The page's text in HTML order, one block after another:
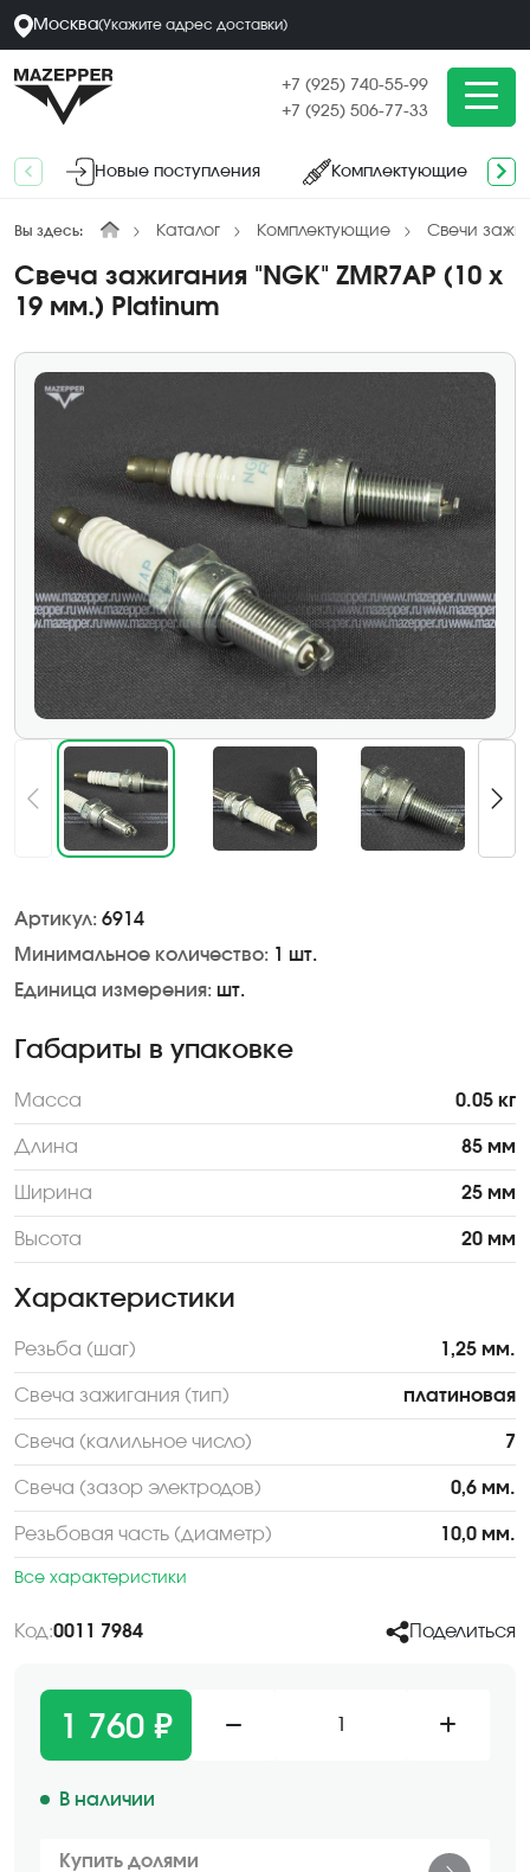
Москва(Укажите адрес доставки)
+7 (925) 740-55-99
+7 (925) 506-77-33
Новые поступления Комплектующие
Вы здесь: Каталог Комплектующие Свечи
Свеча зажигания "NGK" ZMR7AP (10 х
19 мм.) Platinum
Артикул: 6914
Минимальное количество: 1 шт.
Единица измерения: шт.
Габариты в упаковке
Масса 0.05 кг
Длина 85 мм
Ширина 25 мм
Высота 20 мм
Характеристики
Резьба (шаг) 1,25 мм.
Свеча зажигания (тип) платиновая
Свеча (калильное число) 7
Свеча (зазор электродов) 0,6 мм.
Резьбовая часть (диаметр) 10,0 мм.
Все характеристики
Код:0011 7984 Поделиться
1 760 ₽
В наличии
Купить долями